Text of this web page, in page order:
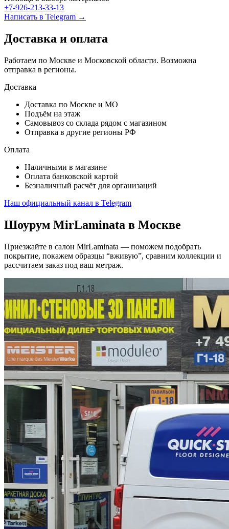
+7-926-213-33-13
Написать в Telegram →
Доставка и оплата
Работаем по Москве и Московской области. Возможна
отправка в регионы.
Доставка
Доставка по Москве и МО
Подъём на этаж
Самовывоз со склада рядом с магазином
Отправка в другие регионы РФ
Оплата
Наличными в магазине
Оплата банковской картой
Безналичный расчёт для организаций
Наш официальный канал в Telegram
Шоурум MirLaminata в Москве
Приезжайте в салон MirLaminata — поможем подобрать
покрытие, покажем образцы “вживую”, сравним коллекции и
рассчитаем заказ под ваш метраж.